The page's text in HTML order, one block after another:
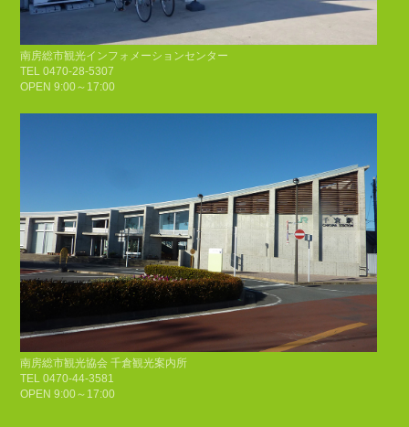
南房総市観光インフォメーションセンター
TEL 0470-28-5307
OPEN 9:00～17:00
南房総市観光協会 千倉観光案内所
TEL 0470-44-3581
OPEN 9:00～17:00